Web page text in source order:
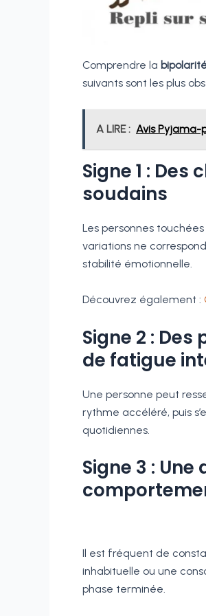
Comprendre la
suivants sont les plus
A LIRE : Avis Pyjama-
Signe 1 :
soudains
Les personnes
variations ne
stabilité émotionnelle.
Découvrez également :
Signe 2 :
de fatigue
Une personne peut
rythme accéléré, puis
quotidiennes.
Signe 3 :
Il est fréquent de
inhabituelle ou une
phase terminée.